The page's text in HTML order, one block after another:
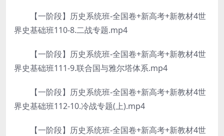
【一阶段】历史系统班-全国卷+新高考+新教材4世
界史基础班110-8.二战专题.mp4
【一阶段】历史系统班-全国卷+新高考+新教材4世
界史基础班111-9.联合国与雅尔塔体系.mp4
【一阶段】历史系统班-全国卷+新高考+新教材4世
界史基础班112-10.冷战专题(上).mp4
【一阶段】历史系统班-全国卷+新高考+新教材4世